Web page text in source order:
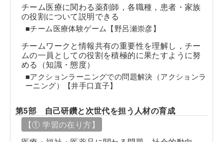
チーム医療に関わる薬剤師，各職種，患者・家族
の役割について説明できる
■チーム医療体験ゲーム【野呂瀬崇彦】
チームワークと情報共有の重要性を理解し，チー
ムの一員としての役割を積極的に果たすように努
める（知識・態度）
■アクションラーニングでの問題解決（アクションラ
ーニング）【井手口直子】
第5部 自己研鑽と次世代を担う人材の育成
【① 学習の在り方】